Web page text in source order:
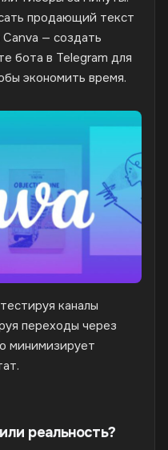
продающий текст
Canva — создать
бота в Telegram для
экономить время.
каналы
переходы через
минимизирует
реальность?